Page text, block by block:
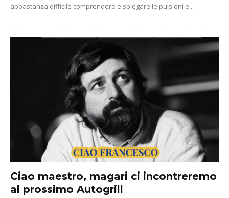
abbastanza difficile comprendere e spiegare le pulsioni e...
Ciao maestro, magari ci incontreremo
al prossimo Autogrill